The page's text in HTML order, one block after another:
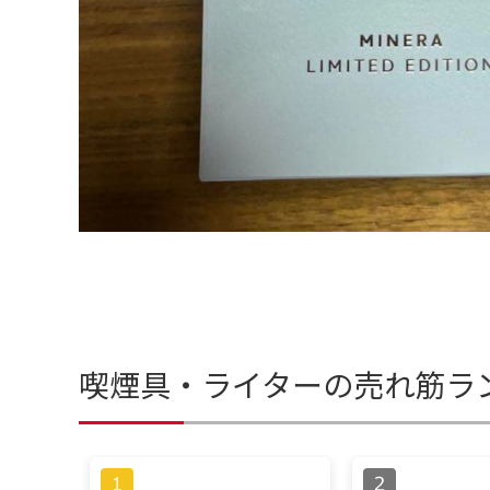
喫煙具・ライターの売れ筋ラ